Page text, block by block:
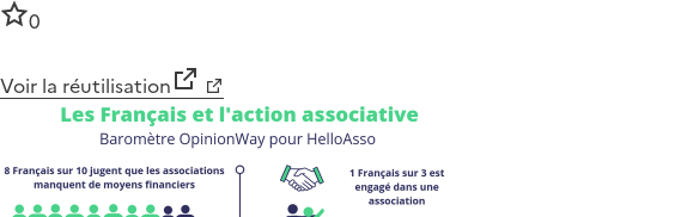
0
Voir la réutilisation